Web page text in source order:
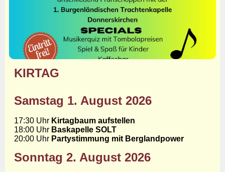
KIRTAG
Samstag 1. August 2026
17:30 Uhr Kirtagbaum aufstellen
18:00 Uhr Baskapelle SOLT
20:00 Uhr Partystimmung mit Berglandpower
Sonntag 2. August 2026